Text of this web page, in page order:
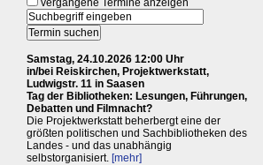
Samstag, 24.10.2026 12:00 Uhr
in/bei Reiskirchen, Projektwerkstatt,
Ludwigstr. 11 in Saasen
Tag der Bibliotheken: Lesungen, Führungen,
Debatten und Filmnacht?
Die Projektwerkstatt beherbergt eine der
größten politischen und Sachbibliotheken des
Landes - und das unabhängig
selbstorganisiert. [mehr]